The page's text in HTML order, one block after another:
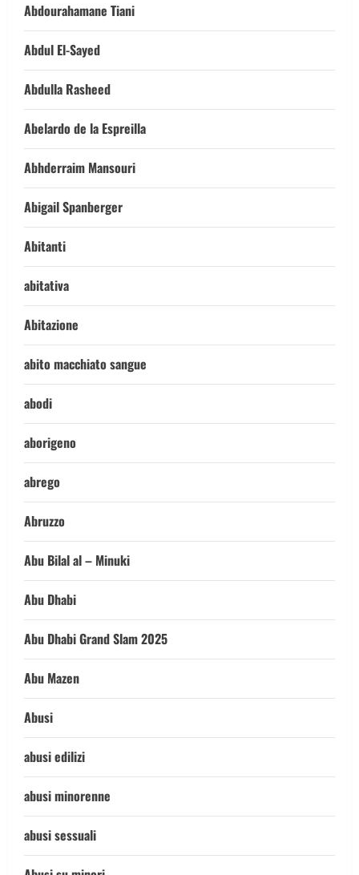
Abdourahamane Tiani
Abdul El-Sayed
Abdulla Rasheed
Abelardo de la Espreilla
Abhderraim Mansouri
Abigail Spanberger
Abitanti
abitativa
Abitazione
abito macchiato sangue
abodi
aborigeno
abrego
Abruzzo
Abu Bilal al – Minuki
Abu Dhabi
Abu Dhabi Grand Slam 2025
Abu Mazen
Abusi
abusi edilizi
abusi minorenne
abusi sessuali